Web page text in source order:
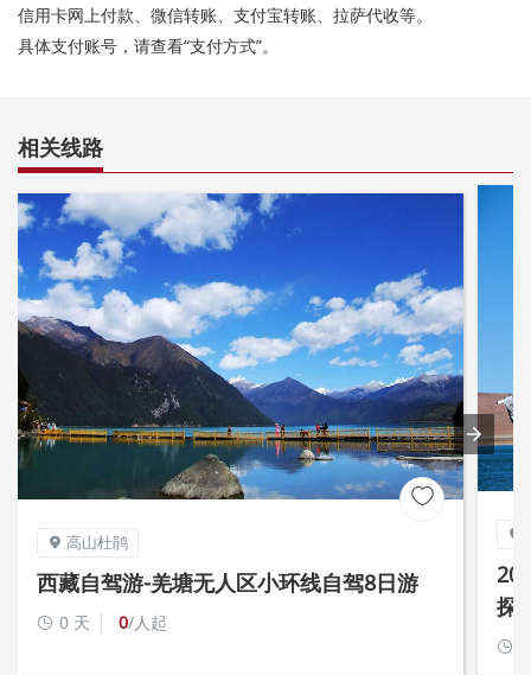
信用卡网上付款、微信转账、支付宝转账、拉萨代收等。
具体支付账号，请查看“支付方式”。
相关线路

 高山杜鹃
西藏自驾游-羌塘无人区小环线自驾8日游
 0 天 0/人起

探
